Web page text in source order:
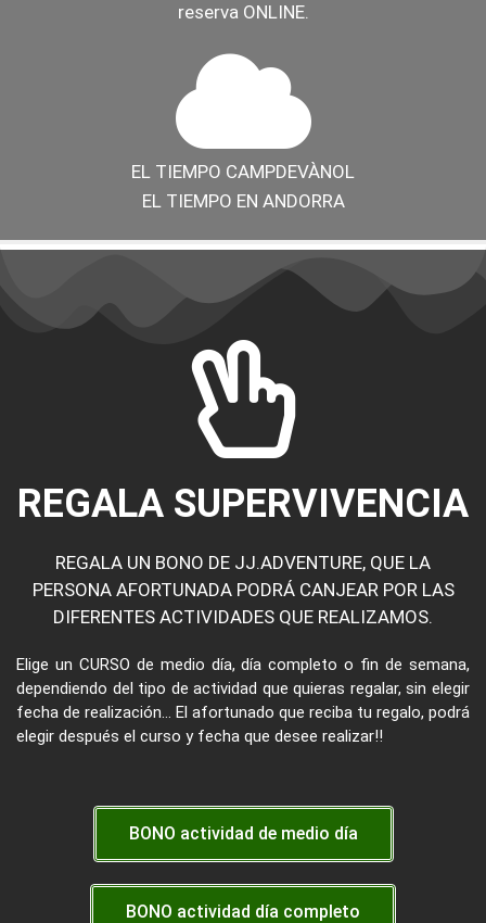
reserva ONLINE.
EL TIEMPO CAMPDEVÀNOL
EL TIEMPO EN ANDORRA
REGALA SUPERVIVENCIA
REGALA UN BONO DE JJ.ADVENTURE, QUE LA
PERSONA AFORTUNADA PODRÁ CANJEAR POR LAS
DIFERENTES ACTIVIDADES QUE REALIZAMOS.
Elige un CURSO de medio día, día completo o fin de semana,
dependiendo del tipo de actividad que quieras regalar, sin elegir
fecha de realización… El afortunado que reciba tu regalo, podrá
elegir después el curso y fecha que desee realizar!!
BONO actividad de medio día
BONO actividad día completo